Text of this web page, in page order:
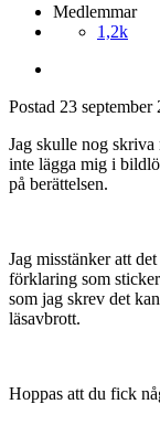
Medlemmar
1,2k
Postad 23 september
Jag skulle nog
inte lägga mig i
på berättelsen.
Jag misstänker att
förklaring som
som jag skrev det
läsavbrott.
Hoppas att du fick